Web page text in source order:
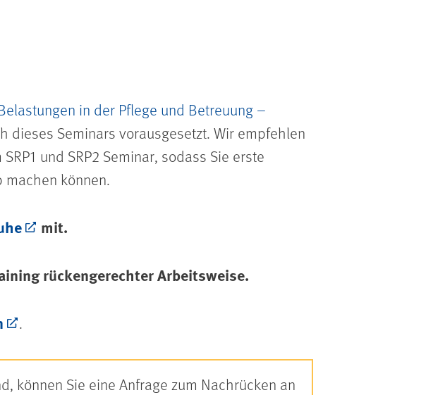
in der Pflege und Betreuung –
dieses Seminars vorausgesetzt. Wir empfehlen
und SRP2 Seminar, sodass Sie erste
machen können.
mit.
rückengerechter Arbeitsweise.
.
können Sie eine Anfrage zum Nachrücken an